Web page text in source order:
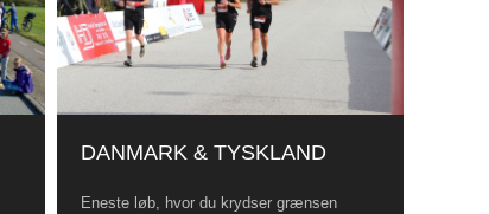
DANMARK & TYSKLAND
Eneste løb, hvor du krydser grænsen